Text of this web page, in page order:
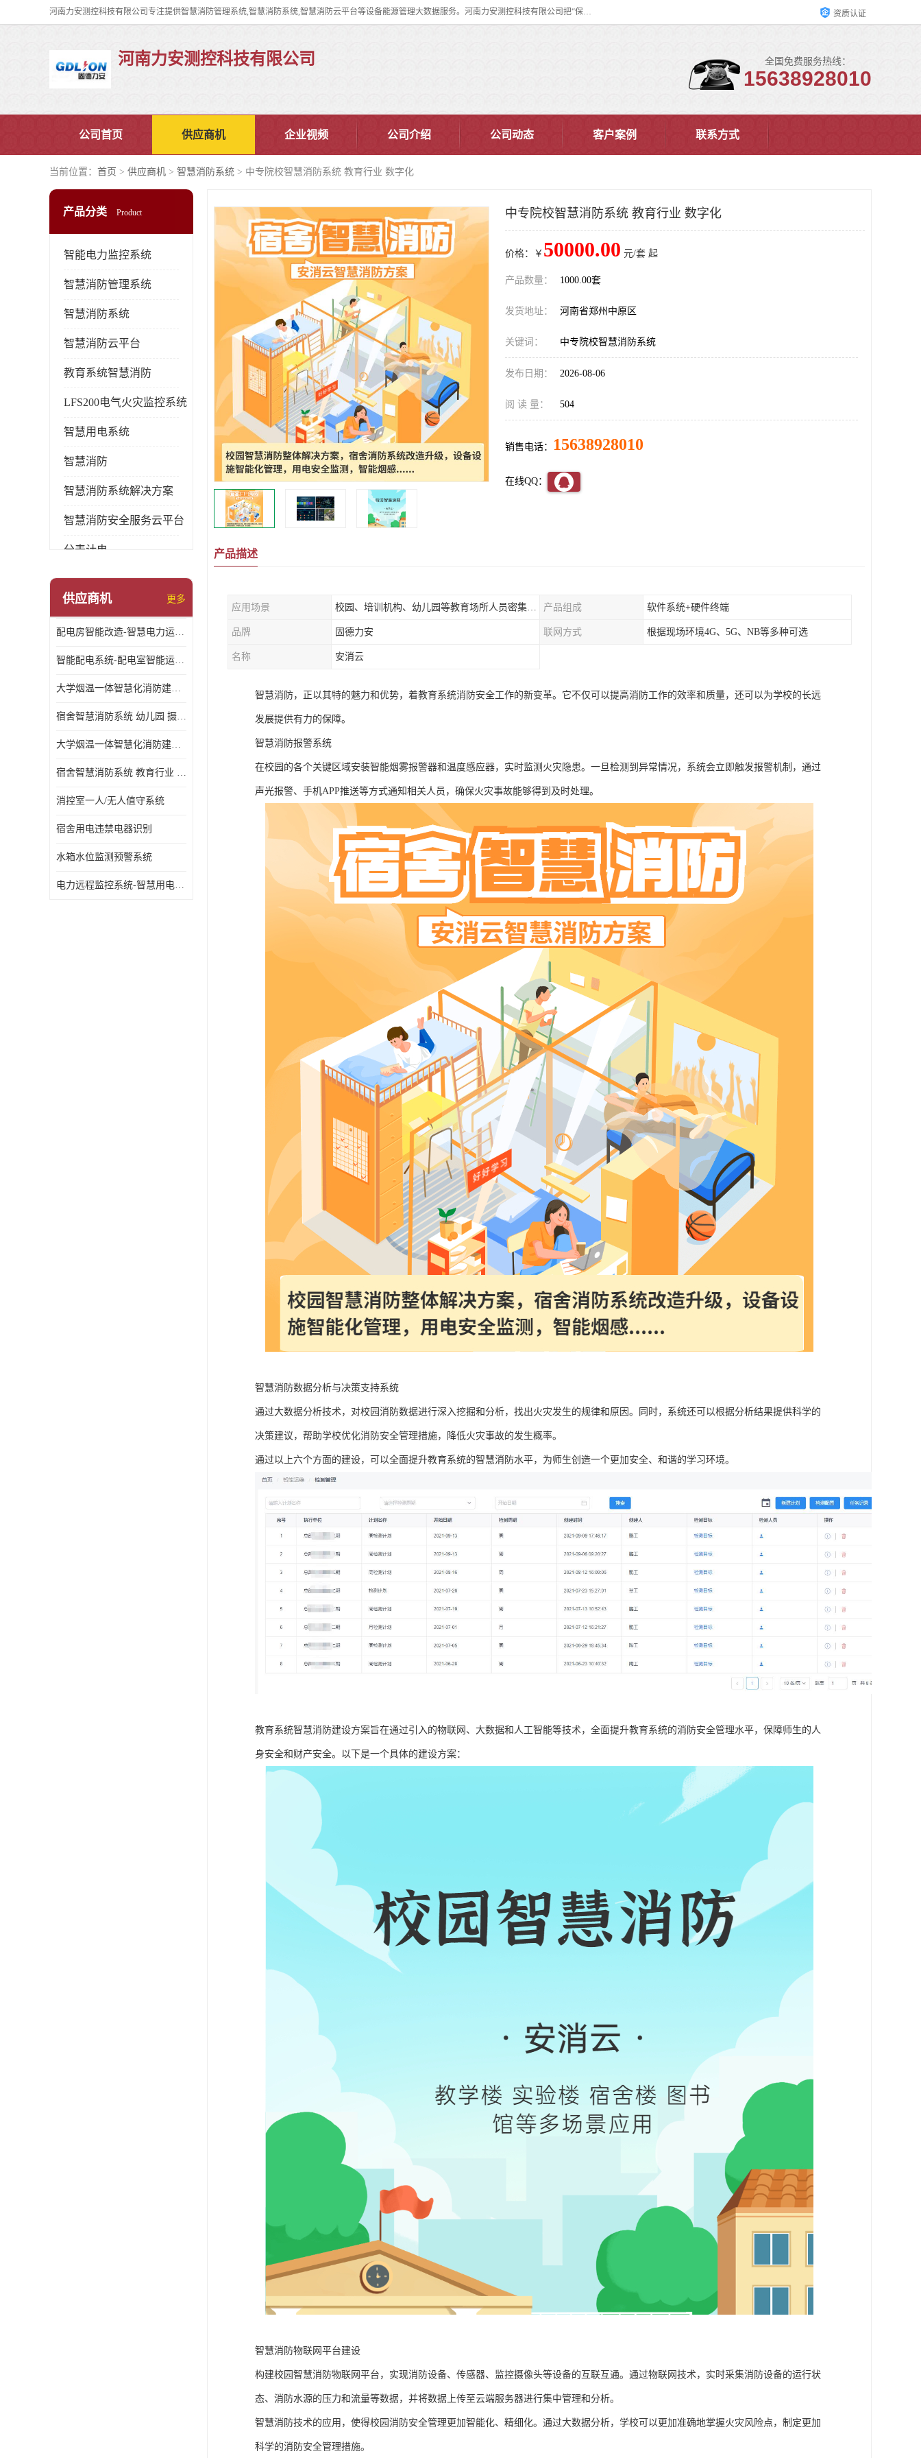
河南力安测控科技有限公司专注提供智慧消防管理系统,智慧消防系统,智慧消防云平台等设备能源管理大数据服务。河南力安测控科技有限公司把“保障设备运行安全可控,让设备管理变得简单”确定为力安的历史使命。 资质认证
河南力安测控科技有限公司 全国免费服务热线：
15638928010
公司首页 供应商机 企业视频 公司介绍 公司动态 客户案例 联系方式
当前位置： 首页 > 供应商机 > 智慧消防系统 > 中专院校智慧消防系统 教育行业 数字化
产品分类 Product
智能电力监控系统
智慧消防管理系统
智慧消防系统
智慧消防云平台
教育系统智慧消防
LFS200电气火灾监控系统
智慧用电系统
智慧消防
智慧消防系统解决方案
智慧消防安全服务云平台
分表计电
环保用电监管系统
供应商机 更多
配电房智能改造-智慧电力运维云平台
智能配电系统-配电室智能运维监控系统-智能化配电系统平台厂家
大学烟温一体智慧化消防建设 大学校园 消防数字化
宿舍智慧消防系统 幼儿园 摄像头升级
大学烟温一体智慧化消防建设 培训机构 数字化
宿舍智慧消防系统 教育行业 摄像头升级
消控室一人/无人值守系统
宿舍用电违禁电器识别
水箱水位监测预警系统
电力远程监控系统-智慧用电安全监控管理系统
中专院校智慧消防系统 教育行业 数字化
价格：￥ 50000.00 元/套 起
产品数量： 1000.00套
发货地址： 河南省郑州中原区
关键词： 中专院校智慧消防系统
发布日期： 2026-08-06
阅 读 量： 504
销售电话： 15638928010
在线QQ：
产品描述
应用场景 校园、培训机构、幼儿园等教育场所人员密集场所消防安全监控管理系统 产品组成 软件系统+硬件终端
品牌 固德力安 联网方式 根据现场环境4G、5G、NB等多种可选
名称 安消云
智慧消防，正以其特的魅力和优势，着教育系统消防安全工作的新变革。它不仅可以提高消防工作的效率和质量，还可以为学校的长远
发展提供有力的保障。
智慧消防报警系统
在校园的各个关键区域安装智能烟雾报警器和温度感应器，实时监测火灾隐患。一旦检测到异常情况，系统会立即触发报警机制，通过
声光报警、手机APP推送等方式通知相关人员，确保火灾事故能够得到及时处理。
智慧消防数据分析与决策支持系统
通过大数据分析技术，对校园消防数据进行深入挖掘和分析，找出火灾发生的规律和原因。同时，系统还可以根据分析结果提供科学的
决策建议，帮助学校优化消防安全管理措施，降低火灾事故的发生概率。
通过以上六个方面的建设，可以全面提升教育系统的智慧消防水平，为师生创造一个更加安全、和谐的学习环境。
教育系统智慧消防建设方案旨在通过引入的物联网、大数据和人工智能等技术，全面提升教育系统的消防安全管理水平，保障师生的人
身安全和财产安全。以下是一个具体的建设方案：
智慧消防物联网平台建设
构建校园智慧消防物联网平台，实现消防设备、传感器、监控摄像头等设备的互联互通。通过物联网技术，实时采集消防设备的运行状
态、消防水源的压力和流量等数据，并将数据上传至云端服务器进行集中管理和分析。
智慧消防技术的应用，使得校园消防安全管理更加智能化、精细化。通过大数据分析，学校可以更加准确地掌握火灾风险点，制定更加
科学的消防安全管理措施。